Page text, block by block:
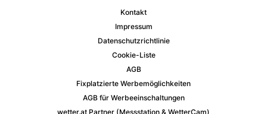
Kontakt
Impressum
Datenschutzrichtlinie
Cookie-Liste
AGB
Fixplatzierte Werbemöglichkeiten
AGB für Werbeeinschaltungen
wetter.at Partner (Messstation & WetterCam)